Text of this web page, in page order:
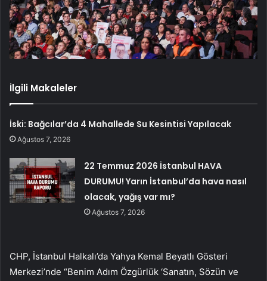
İlgili Makaleler
İski: Bağcılar’da 4 Mahallede Su Kesintisi Yapılacak
Ağustos 7, 2026
22 Temmuz 2026 İstanbul HAVA
DURUMU! Yarın İstanbul’da hava nasıl
olacak, yağış var mı?
Ağustos 7, 2026
CHP, İstanbul Halkalı’da Yahya Kemal Beyatlı Gösteri
Merkezi’nde “Benim Adım Özgürlük ‘Sanatın, Sözün ve